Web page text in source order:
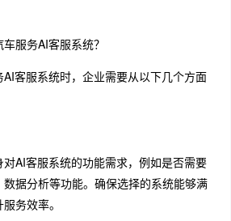
服务AI客服系统？
客服系统时，企业需要从以下几个方面
AI客服系统的功能需求，例如是否需要
据分析等功能。确保选择的系统能够满
务效率。